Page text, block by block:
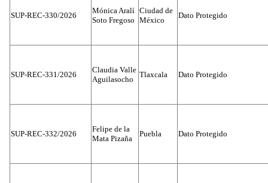
SUP-REC-330/2026
Mónica Aralí
Soto Fregoso
Ciudad de
México
Dato Protegido
SUP-REC-331/2026
Claudia Valle
Aguilasocho
Tlaxcala Dato Protegido
SUP-REC-332/2026
Felipe de la
Mata Pizaña
Puebla Dato Protegido